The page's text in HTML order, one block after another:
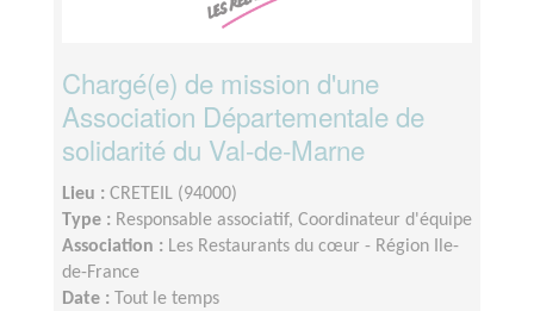
Chargé(e) de mission d'une
Association Départementale de
solidarité du Val-de-Marne
Lieu : CRETEIL (94000)
Type : Responsable associatif, Coordinateur d'équipe
Association : Les Restaurants du cœur - Région Ile-
de-France
Date :
Tout le temps